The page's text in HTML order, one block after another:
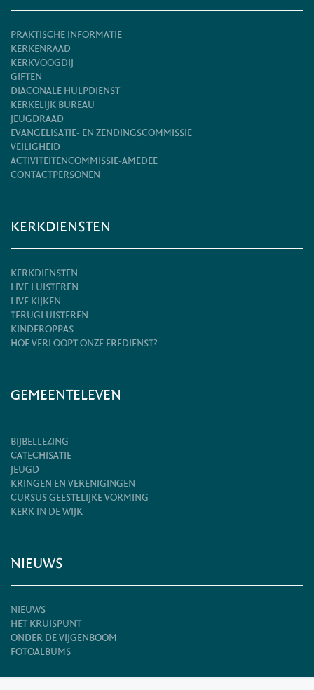
PRAKTISCHE INFORMATIE
KERKENRAAD
KERKVOOGDIJ
GIFTEN
DIACONALE HULPDIENST
KERKELIJK BUREAU
JEUGDRAAD
EVANGELISATIE- EN ZENDINGSCOMMISSIE
VEILIGHEID
ACTIVITEITENCOMMISSIE-AMEDEE
CONTACTPERSONEN
KERKDIENSTEN
KERKDIENSTEN
LIVE LUISTEREN
LIVE KIJKEN
TERUGLUISTEREN
KINDEROPPAS
HOE VERLOOPT ONZE EREDIENST?
GEMEENTELEVEN
BIJBELLEZING
CATECHISATIE
JEUGD
KRINGEN EN VERENIGINGEN
CURSUS GEESTELIJKE VORMING
KERK IN DE WIJK
NIEUWS
NIEUWS
HET KRUISPUNT
ONDER DE VIJGENBOOM
FOTOALBUMS